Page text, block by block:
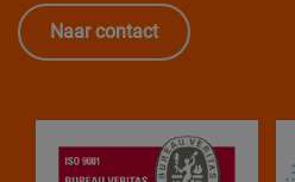
Naar contact